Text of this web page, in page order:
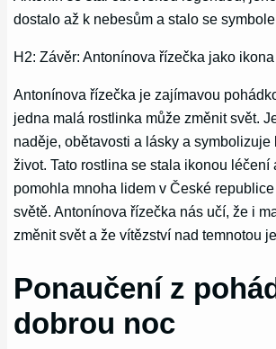
dostalo až k nebesům a stalo se
H2: Závěr: Antonínova řízečka jako
Antonínova řízečka je zajímavou
jedna malá rostlinka může změnit svět.
naděje, obětavosti a lásky a
život. Tato rostlina se stala ikonou léčení
pomohla mnoha lidem v České
světě. Antonínova řízečka nás učí, že i
změnit svět a že vítězství nad temnotou
Ponaučení z
dobrou noc